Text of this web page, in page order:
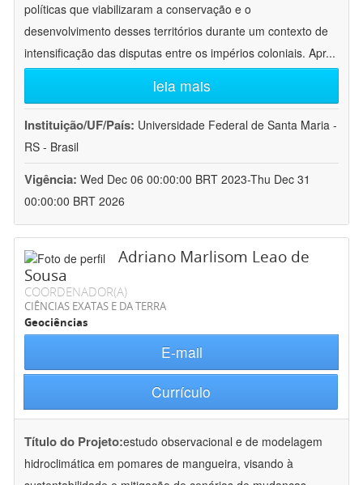
políticas que viabilizaram a conservação e o
desenvolvimento desses territórios durante um contexto de
intensificação das disputas entre os impérios coloniais. Apr...
leia mais
Instituição/UF/País: Universidade Federal de Santa Maria -
RS - Brasil
Vigência: Wed Dec 06 00:00:00 BRT 2023-Thu Dec 31
00:00:00 BRT 2026
Adriano Marlisom Leao de
Sousa
COORDENADOR(A)
CIÊNCIAS EXATAS E DA TERRA
Geociências
E-mail
Currículo
Título do Projeto:estudo observacional e de modelagem
hidroclimática em pomares de mangueira, visando à